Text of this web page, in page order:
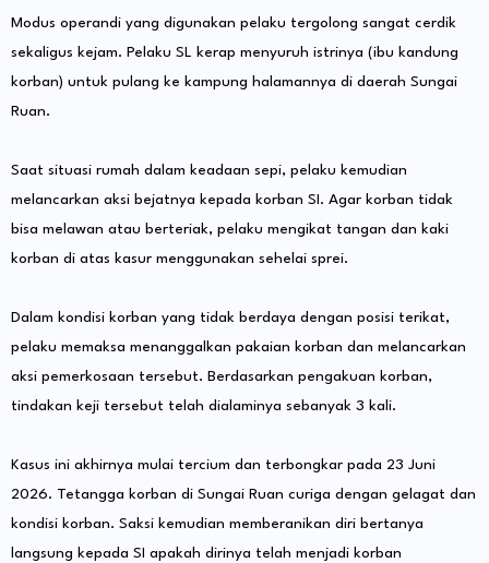
​Modus operandi yang digunakan pelaku tergolong sangat cerdik
sekaligus kejam. Pelaku SL kerap menyuruh istrinya (ibu kandung
korban) untuk pulang ke kampung halamannya di daerah Sungai
Ruan.
​Saat situasi rumah dalam keadaan sepi, pelaku kemudian
melancarkan aksi bejatnya kepada korban SI. Agar korban tidak
bisa melawan atau berteriak, pelaku mengikat tangan dan kaki
korban di atas kasur menggunakan sehelai sprei.
​Dalam kondisi korban yang tidak berdaya dengan posisi terikat,
pelaku memaksa menanggalkan pakaian korban dan melancarkan
aksi pemerkosaan tersebut. Berdasarkan pengakuan korban,
tindakan keji tersebut telah dialaminya sebanyak 3 kali.
​Kasus ini akhirnya mulai tercium dan terbongkar pada 23 Juni
2026. Tetangga korban di Sungai Ruan curiga dengan gelagat dan
kondisi korban. Saksi kemudian memberanikan diri bertanya
langsung kepada SI apakah dirinya telah menjadi korban